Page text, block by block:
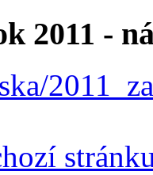
2011 -